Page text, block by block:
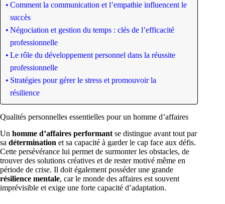
Comment la communication et l’empathie influencent le
succès
Négociation et gestion du temps : clés de l’efficacité
professionnelle
Le rôle du développement personnel dans la réussite
professionnelle
Stratégies pour gérer le stress et promouvoir la
résilience
Qualités personnelles essentielles pour un homme d’affaires
Un homme d’affaires performant se distingue avant tout par
sa détermination et sa capacité à garder le cap face aux défis.
Cette persévérance lui permet de surmonter les obstacles, de
trouver des solutions créatives et de rester motivé même en
période de crise. Il doit également posséder une grande
résilience mentale, car le monde des affaires est souvent
imprévisible et exige une forte capacité d’adaptation.